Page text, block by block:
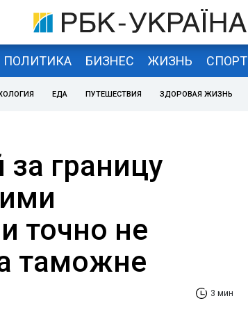
ПОЛИТИКА БИЗНЕС ЖИЗНЬ СПОРТ
ЕДА ПУТЕШЕСТВИЯ ЗДОРОВАЯ ЖИЗНЬ
границу
точно не
таможне
3 мин